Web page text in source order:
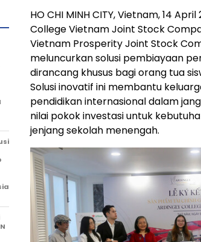
HO CHI MINH CITY, Vietnam,14 April
College Vietnam Joint Stock
Vietnam Prosperity Joint Stock
meluncurkan solusi pembiayaan
dirancang khusus bagi orang tua
Solusi inovatif ini membantu
pendidikan internasional dalam
nilai pokok investasi untuk
jenjang sekolah menengah.